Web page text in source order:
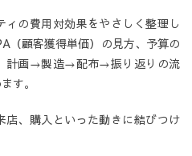
の費用対効果をやさしく整理し
（顧客獲得単価）の見方、予算の
計画→製造→配布→振り返りの流
す。
店、購入といった動きに結びつけ